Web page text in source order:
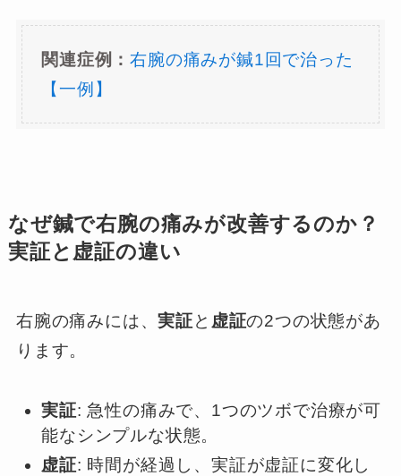
関連症例：右腕の痛みが鍼1回で治った
【一例】
なぜ鍼で右腕の痛みが改善するのか？
実証と虚証の違い
右腕の痛みには、実証と 虚証の2つの状態があ
ります。
実証: 急性の痛みで、1つのツボで治療が可
能なシンプルな状態。
虚証: 時間が経過し、実証が虚証に変化し